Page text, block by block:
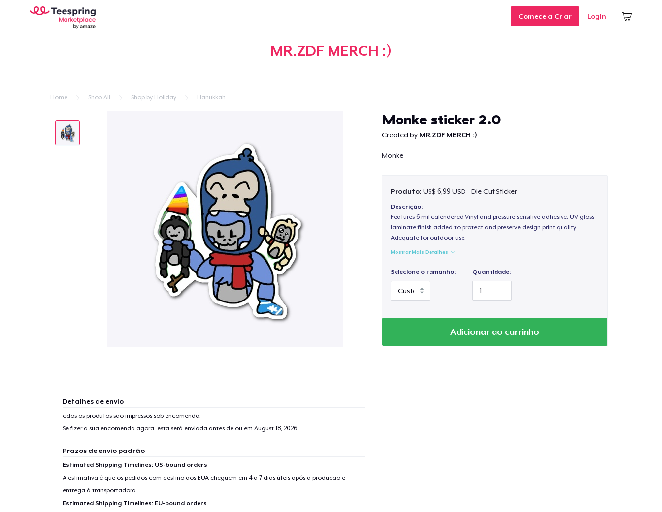
Comece a Criar Login
MR.ZDF MERCH :)
Home Shop All Shop by Holiday Hanukkah
Monke sticker 2.0
Created by MR.ZDF MERCH :)
Monke
Produto: US$ 6,99 USD - Die Cut Sticker
Descrição:
Features 6 mil calendered Vinyl and pressure sensitive adhesive. UV gloss
laminate finish added to protect and preserve design print quality.
Adequate for outdoor use.
Mostrar Mais Detalhes
Selecione o tamanho: Quantidade:
Adicionar ao carrinho
Detalhes de envio
odos os produtos são impressos sob encomenda.
Se fizer a sua encomenda agora, esta será enviada antes de ou em August 18, 2026.
Prazos de envio padrão
Estimated Shipping Timelines: US-bound orders
A estimativa é que os pedidos com destino aos EUA cheguem em 4 a 7 dias úteis após a produção e
entrega à transportadora.
Estimated Shipping Timelines: EU-bound orders